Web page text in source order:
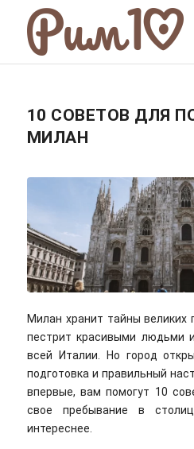
10 СОВЕТОВ ДЛЯ
МИЛАН
Милан хранит тайны великих
пестрит красивыми людьми
всей Италии. Но город
подготовка и правильный
впервые, вам помогут 10
свое пребывание в
интереснее.